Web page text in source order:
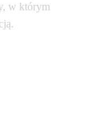
w którym